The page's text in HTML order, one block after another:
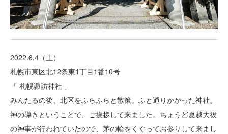
2022.6.4（土）
札幌市東区北12条東1丁目1番10号
「 札幌諏訪神社 」
みんたるの後、北区をふらふらと散策。ふと通りかかった神社。
神の導きということで、ご挨拶して来ました。ちょうど夏越大祓
の神事が行われていたので、茅の輪をくぐってお参りして来まし